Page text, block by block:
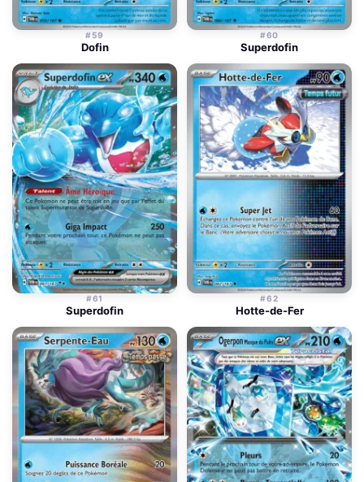
#59
Dofin
#60
Superdofin
#61
Superdofin
#62
Hotte-de-Fer